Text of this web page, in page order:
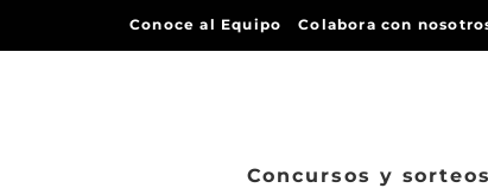
Conoce al Equipo Colabora con
Concursos y sorteos